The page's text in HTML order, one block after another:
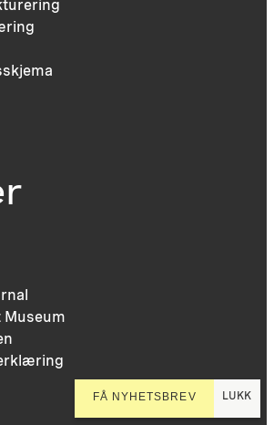
Museum
FÅ NYHETSBREV LUKK